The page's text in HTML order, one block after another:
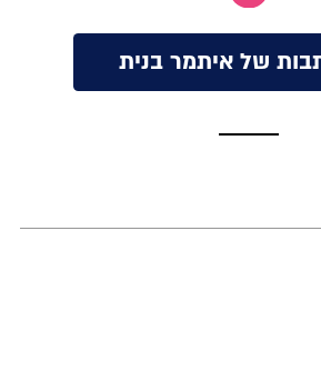
של איתמר בנית